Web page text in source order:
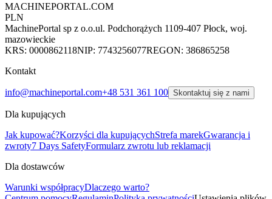
MACHINEPORTAL.COM
PLN
MachinePortal sp z o.o.ul. Podchorążych 1109-407 Płock, woj.
mazowieckie
KRS: 0000862118NIP: 7743256077REGON: 386865258
Kontakt
info@machineportal.com+48 531 361 100 Skontaktuj się z nami
Dla kupujących
Jak kupować?Korzyści dla kupującychStrefa marekGwarancja i
zwroty7 Days SafetyFormularz zwrotu lub reklamacji
Dla dostawców
Warunki współpracyDlaczego warto?